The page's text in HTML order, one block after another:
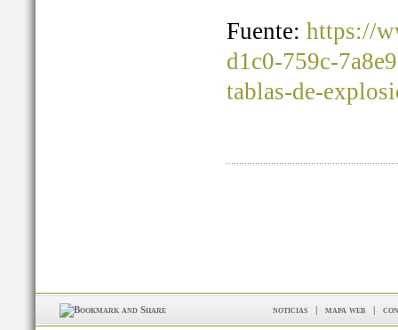
Fuente: https://
d1c0-759c-
tablas-de-
noticias | mapa web |